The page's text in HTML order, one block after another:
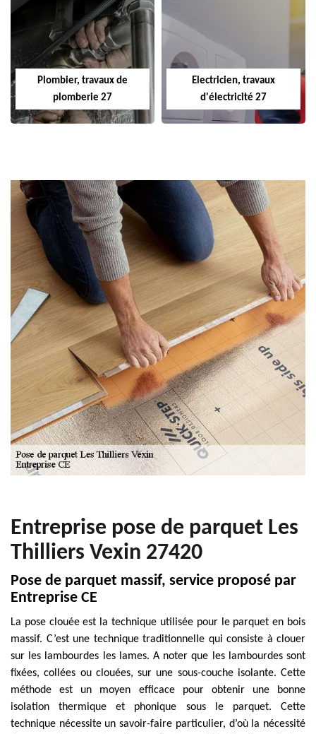
Plombier, travaux de
plomberie 27
Electricien, travaux
d'électricité 27
Entreprise pose de parquet Les
Thilliers Vexin 27420
Pose de parquet massif, service proposé par
Entreprise CE
La pose clouée est la technique utilisée pour le parquet en bois
massif. C’est une technique traditionnelle qui consiste à clouer
sur les lambourdes les lames. A noter que les lambourdes sont
fixées, collées ou clouées, sur une sous-couche isolante. Cette
méthode est un moyen efficace pour obtenir une bonne
isolation thermique et phonique sous le parquet. Cette
technique nécessite un savoir-faire particulier, d’où la nécessité